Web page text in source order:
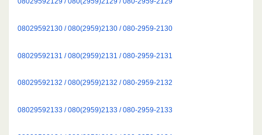
08029592130 / 080(2959)2130 / 080-2959-2130
08029592131 / 080(2959)2131 / 080-2959-2131
08029592132 / 080(2959)2132 / 080-2959-2132
08029592133 / 080(2959)2133 / 080-2959-2133